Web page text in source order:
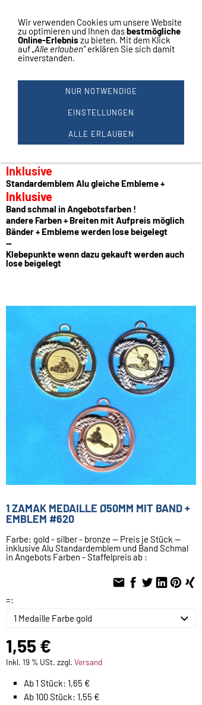
Navigation einblenden
S-B #620
aus Zamak ist Metall
Inklusive
Standardemblem Alu gleiche Embleme +
Inklusive
Band schmal in Angebotsfarben !
andere Farben + Breiten mit Aufpreis möglich
Bänder + Embleme werden lose beigelegt
--
Klebepunkte wenn dazu gekauft werden auch
lose beigelegt
1 ZAMAK MEDAILLE Ø50MM MIT BAND +
EMBLEM #620
Farbe: gold - silber - bronze -- Preis je Stück --
inklusive Alu Standardemblem und Band Schmal
in Angebots Farben - Staffelpreis ab :
=:
1,55 €
Inkl. 19 % USt. zzgl. Versand
Ab 1 Stück: 1,65 €
Ab 100 Stück: 1,55 €
Wir verwenden Cookies um unsere Website
zu optimieren und Ihnen dasbestmögliche
Online-Erlebnis zu bieten. Mit dem Klick
auf„Alle erlauben“erklären Sie sich damit
einverstanden.
NUR NOTWENDIGE
EINSTELLUNGEN
ALLE ERLAUBEN